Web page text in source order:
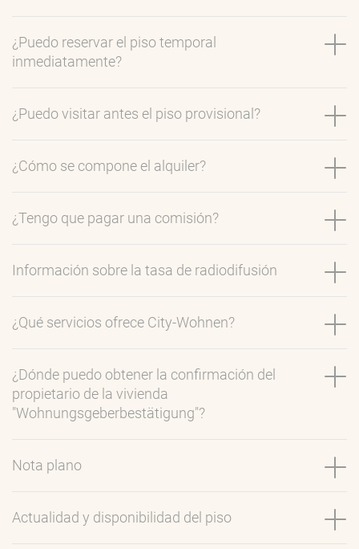
¿Puedo reservar el piso temporal
inmediatamente?
¿Puedo visitar antes el piso provisional?
¿Cómo se compone el alquiler?
¿Tengo que pagar una comisión?
Información sobre la tasa de radiodifusión
¿Qué servicios ofrece City-Wohnen?
¿Dónde puedo obtener la confirmación del
propietario de la vivienda
"Wohnungsgeberbestätigung"?
Nota plano
Actualidad y disponibilidad del piso